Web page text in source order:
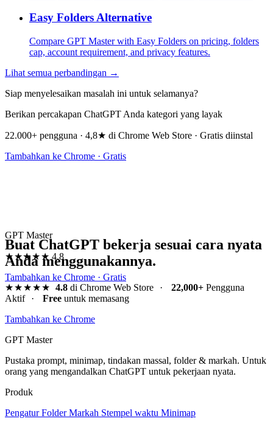
Easy Folders Alternative
Compare GPT Master with Easy Folders on pricing, folders
cap, account requirement, and privacy features.
Lihat semua perbandingan →
Siap menyelesaikan masalah ini untuk selamanya?
Berikan percakapan ChatGPT Anda kategori yang layak
22.000+ pengguna · 4,8★ di Chrome Web Store · Gratis diinstal
Tambahkan ke Chrome · Gratis
GPT Master
★★★★★ 4.8
Tambahkan ke Chrome · Gratis
Buat ChatGPT bekerja sesuai cara nyata
Anda menggunakannya.
★★★★★ 4.8di Chrome Web Store · 22,000+Pengguna
Aktif
· Free untuk memasang
Tambahkan ke Chrome
GPT Master
Pustaka prompt, minimap, tindakan massal, folder & markah. Untuk
orang yang mengandalkan ChatGPT untuk pekerjaan nyata.
Produk
PengaturFolderMarkah Stempel waktu Minimap